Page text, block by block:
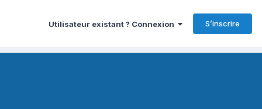
Utilisateur existant ? Connexion S’inscrire